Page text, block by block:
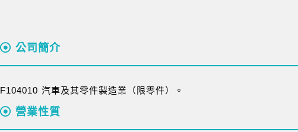
公司簡介
F104010 汽車及其零件製造業（限零件）。
營業性質